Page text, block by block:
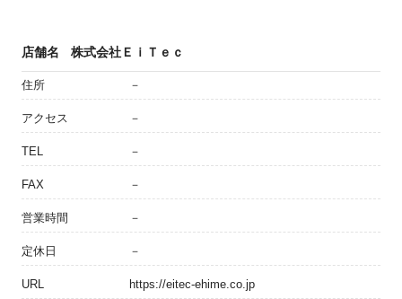
店舗名 株式会社ＥｉＴｅｃ
住所 －
アクセス －
TEL －
FAX －
営業時間 －
定休日 －
URL https://eitec-ehime.co.jp